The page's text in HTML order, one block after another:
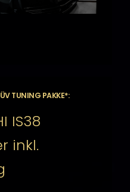
TUNING PAKKE*:
IS38
inkl.